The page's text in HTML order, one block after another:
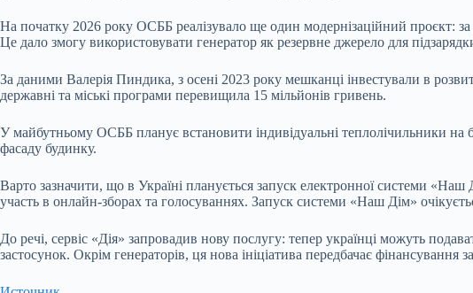
На початку 2026 року ОСББ реалізувало ще один модернізаційний проєкт:
Це дало змогу використовувати генератор як резервне джерело для
За даними Валерія Пиндика, з осені 2023 року мешканці інвестували в
державні та міські програми перевищила 15 мільйонів гривень.
У майбутньому ОСББ планує встановити індивідуальні теплолічильники на
фасаду будинку.
Варто зазначити, що в Україні планується запуск електронної системи
участь в онлайн-зборах та голосуваннях. Запуск системи «Наш Дім»
До речі, сервіс «Дія» запровадив нову послугу: тепер українці можуть
застосунок. Окрім генераторів, ця нова ініціатива передбачає